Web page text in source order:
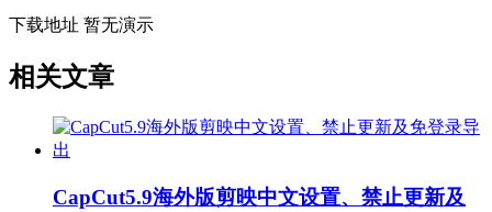
下载地址 暂无演示
相关文章
CapCut5.9海外版剪映中文设置、禁止更新及